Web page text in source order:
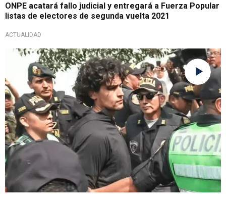
ONPE acatará fallo judicial y entregará a Fuerza Popular
listas de electores de segunda vuelta 2021
ACTUALIDAD
INPE definirá prisión